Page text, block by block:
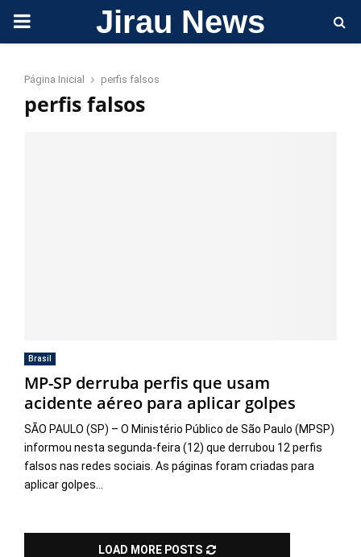
PRIMARY Jirau News
Página Inicial perfis falsos
perfis falsos
Brasil
MP-SP derruba perfis que usam
acidente aéreo para aplicar golpes
SÃO PAULO (SP) – O Ministério Público de São Paulo (MPSP)
informou nesta segunda-feira (12) que derrubou 12 perfis
falsos nas redes sociais. As páginas foram criadas para
aplicar golpes...
LOAD MORE POSTS